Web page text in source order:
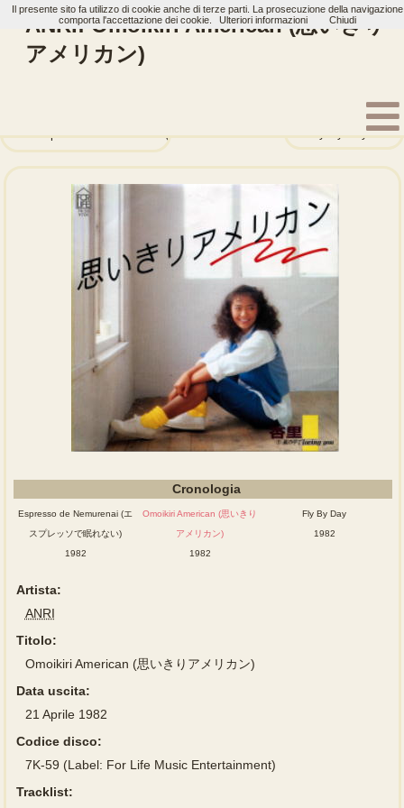
ANRI: Omoikiri American (思いきり
アメリカン)
Espresso de Nemurenai (エスプレッソで眠れない) Fly By Day
Cronologia
Espresso de Nemurenai (エ
スプレッソで眠れない)
1982
Omoikiri American (思いきり
アメリカン)
1982
Fly By Day
1982
Artista:
ANRI
Titolo:
Omoikiri American (思いきりアメリカン)
Data uscita:
21 Aprile 1982
Codice disco:
7K-59 (Label: For Life Music Entertainment)
Tracklist:
Il presente sito fa utilizzo di cookie anche di terze parti. La prosecuzione della navigazione
comporta l'accettazione dei cookie.
Ulteriori informazioni Chiudi